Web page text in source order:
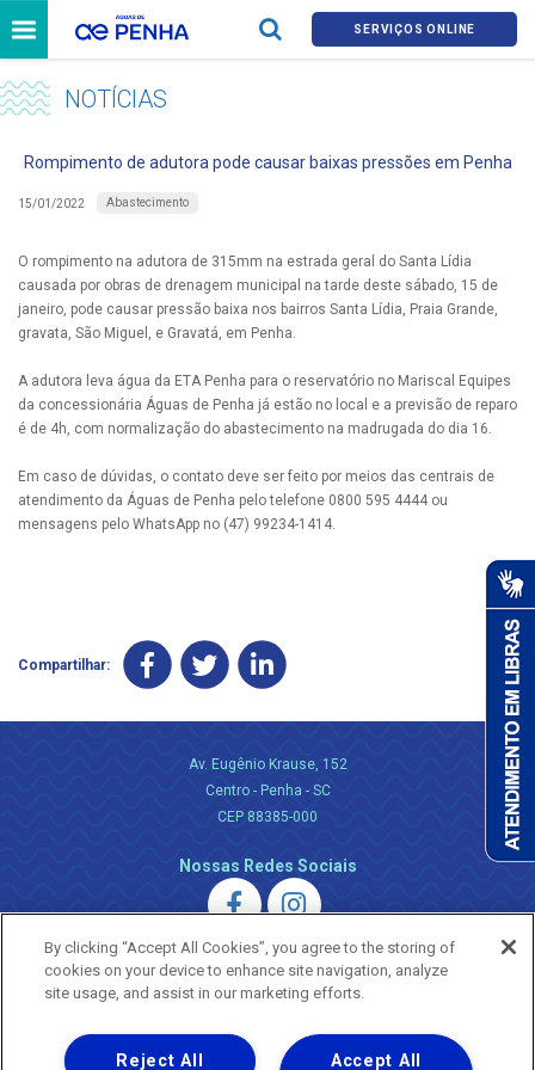
SERVIÇOS ONLINE
NOTÍCIAS
Rompimento de adutora pode causar baixas pressões em Penha
15/01/2022 Abastecimento
O rompimento na adutora de 315mm na estrada geral do Santa Lídia
causada por obras de drenagem municipal na tarde deste sábado, 15 de
janeiro, pode causar pressão baixa nos bairros Santa Lídia, Praia Grande,
gravata, São Miguel, e Gravatá, em Penha.
A adutora leva água da ETA Penha para o reservatório no Mariscal Equipes
da concessionária Águas de Penha já estão no local e a previsão de reparo
é de 4h, com normalização do abastecimento na madrugada do dia 16.
Em caso de dúvidas, o contato deve ser feito por meios das centrais de
atendimento da Águas de Penha pelo telefone 0800 595 4444 ou
mensagens pelo WhatsApp no (47) 99234-1414.
Compartilhar:
Av. Eugênio Krause, 152
Centro - Penha - SC
CEP 88385-000
Nossas Redes Sociais
Uma empresa
Copyright ® 2026 - Todos os Direitos Reservados.
By clicking “Accept All Cookies”, you agree to the storing of
cookies on your device to enhance site navigation, analyze
site usage, and assist in our marketing efforts.
Accept All
Reject All